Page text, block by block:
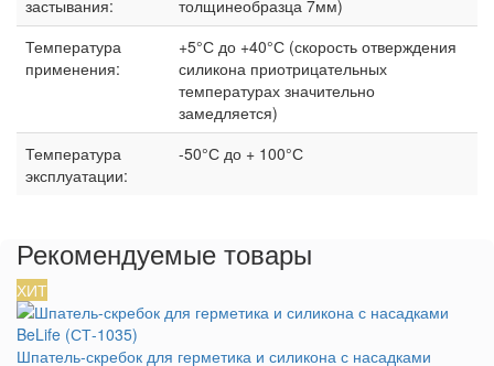
застывания:
толщинеобразца 7мм)
Температура
применения:
+5°С до +40°С (скорость отверждения
силикона приотрицательных
температурах значительно
замедляется)
Температура
эксплуатации:
-50°С до + 100°С
Рекомендуемые товары
ХИТ
Шпатель-скребок для герметика и силикона с насадками